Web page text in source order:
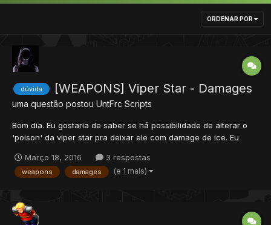
ORDENAR POR
dúvida [WEAPONS] Viper Star - Damages
uma questão postou UntFrc Scripts
Bom dia. Eu gostaria de saber se há possibilidade de alterar o
'poison' da viper star pra deixar ele com damage de ice. Eu
mas não funcionou. Tentei procurar algo para mudar no
condition mas da erros. Alguém saberia se tem como fazer iss...
Março 18, 2016 3 respostas
weapons damages (e 1 mais)